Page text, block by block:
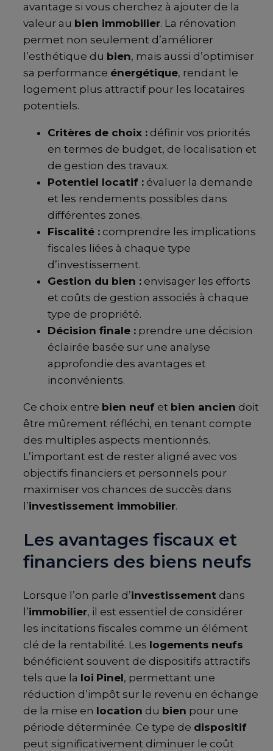
avantage si vous cherchez à ajouter de la
valeur au bien immobilier. La rénovation
permet non seulement d’améliorer
l’esthétique du bien, mais aussi d’optimiser
sa performance énergétique, rendant le
logement plus attractif pour les locataires
potentiels.
Critères de choix : définir vos priorités
en termes de budget, de localisation et
de gestion des travaux.
Potentiel locatif : évaluer la demande
et les rendements possibles dans
différentes zones.
Fiscalité : comprendre les implications
fiscales liées à chaque type
d’investissement.
Gestion du bien : envisager les efforts
et coûts de gestion associés à chaque
type de propriété.
Décision finale : prendre une décision
éclairée basée sur une analyse
approfondie des avantages et
inconvénients.
Ce choix entre bien neuf et bien ancien doit
être mûrement réfléchi, en tenant compte
des multiples aspects mentionnés.
L’important est de rester aligné avec vos
objectifs financiers et personnels pour
maximiser vos chances de succès dans
l’investissement immobilier.
Les avantages fiscaux et
financiers des biens neufs
Lorsque l’on parle d’investissement dans
l’immobilier, il est essentiel de considérer
les incitations fiscales comme un élément
clé de la rentabilité. Les logements neufs
bénéficient souvent de dispositifs attractifs
tels que la loi Pinel, permettant une
réduction d’impôt sur le revenu en échange
de la mise en location du bien pour une
période déterminée. Ce type de dispositif
peut significativement diminuer le coût